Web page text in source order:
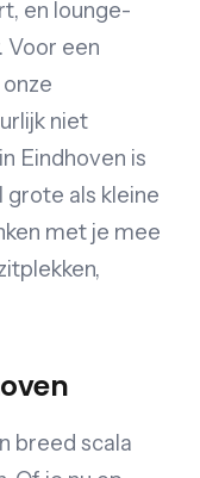
en lounge-
Voor een
niet
Eindhoven is
als kleine
met je mee
breed scala